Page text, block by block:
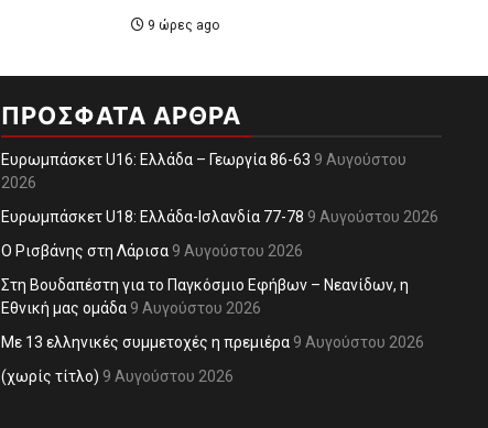
9 ώρες ago
ΠΡΌΣΦΑΤΑ ΆΡΘΡΑ
Ευρωμπάσκετ U16: Ελλάδα – Γεωργία 86-63 9 Αυγούστου
2026
Ευρωμπάσκετ U18: Ελλάδα-Ισλανδία 77-78 9 Αυγούστου 2026
O Ρισβάνης στη Λάρισα 9 Αυγούστου 2026
Στη Βουδαπέστη για το Παγκόσμιο Εφήβων – Νεανίδων, η
Εθνική μας ομάδα 9 Αυγούστου 2026
Με 13 ελληνικές συμμετοχές η πρεμιέρα 9 Αυγούστου 2026
(χωρίς τίτλο) 9 Αυγούστου 2026